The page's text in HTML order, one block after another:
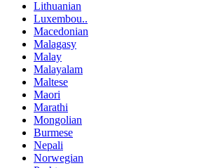
Lithuanian
Luxembou..
Macedonian
Malagasy
Malay
Malayalam
Maltese
Maori
Marathi
Mongolian
Burmese
Nepali
Norwegian